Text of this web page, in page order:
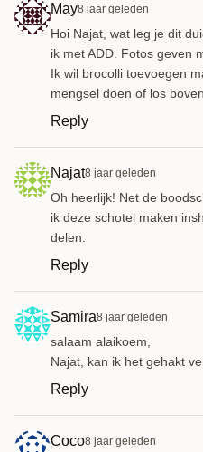
May8 jaar geleden
Hoi Najat, wat leg je dit
ik met ADD. Fotos geven
Ik wil brocolli toevoegen
mengsel doen of los
Reply
Najat8 jaar geleden
Oh heerlijk! Net de
ik deze schotel maken
delen.
Reply
Samira8 jaar geleden
salaam alaikoem,
Najat, kan ik het gehakt
Reply
Coco8 jaar geleden